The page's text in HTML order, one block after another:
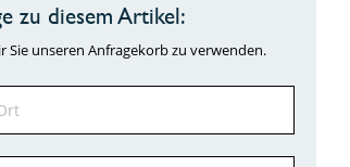
zu diesem Artikel:
Sie unseren Anfragekorb zu verwenden.